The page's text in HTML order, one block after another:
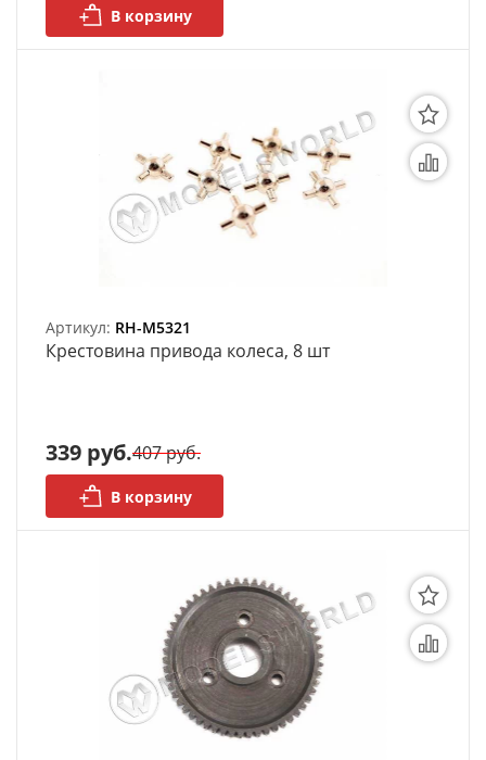
В корзину
Артикул: RH-M5321
Крестовина привода колеса, 8 шт
339 руб.407 руб.
В корзину